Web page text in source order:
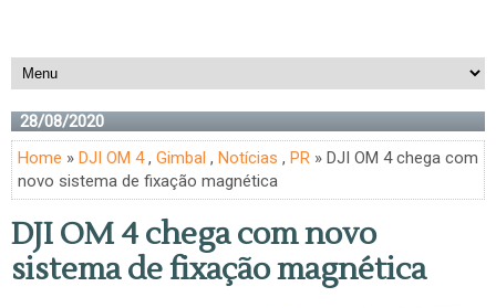
28/08/2020
Home » DJI OM 4, Gimbal , Notícias , PR » DJI OM 4 chega com
novo sistema de fixação magnética
DJI OM 4 chega com novo
sistema de fixação magnética